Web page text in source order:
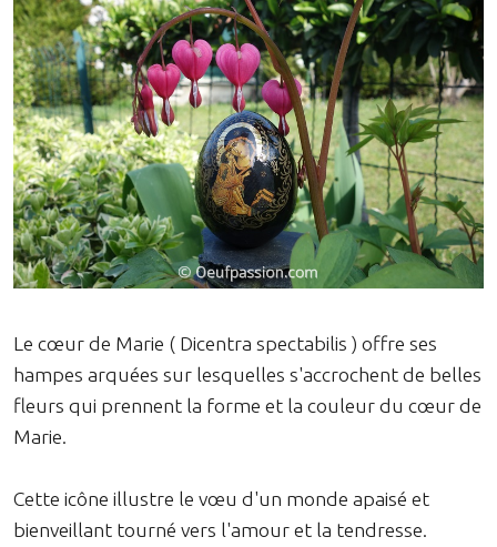
Le cœur de Marie ( Dicentra spectabilis ) offre ses
hampes arquées sur lesquelles s'accrochent de belles
fleurs qui prennent la forme et la couleur du cœur de
Marie.
Cette icône illustre le vœu d'un monde apaisé et
bienveillant tourné vers l'amour et la tendresse.